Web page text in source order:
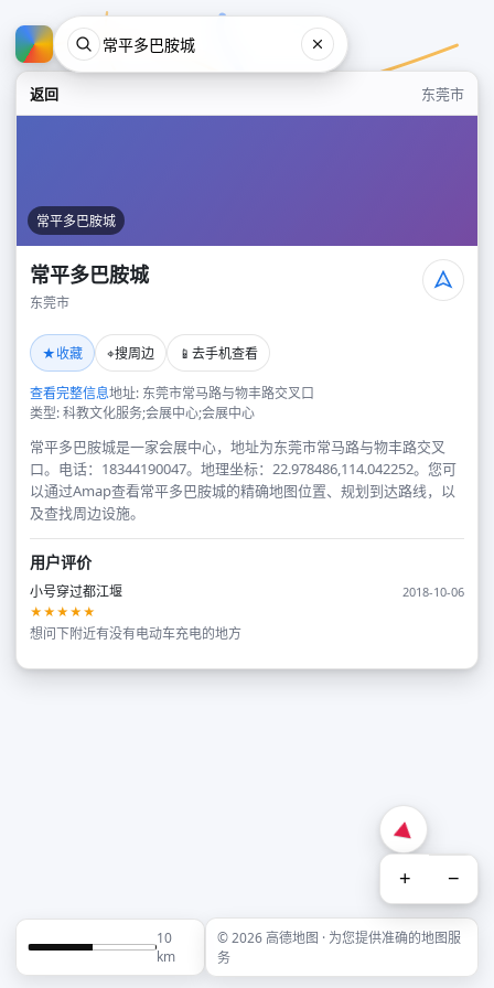
返回 东莞市
常平多巴胺城
常平多巴胺城
东莞市
★收藏 ⌖搜周边 📱 去手机查看
查看完整信息地址: 东莞市常马路与物丰路交叉口
类型: 科教文化服务;会展中心;会展中心
常平多巴胺城是一家会展中心，地址为东莞市常马路与物丰路交叉
口。电话：18344190047。地理坐标：22.978486,114.042252。您可
以通过Amap查看常平多巴胺城的精确地图位置、规划到达路线，以
及查找周边设施。
用户评价
小号穿过都江堰
2018-10-06
★★★★★
想问下附近有没有电动车充电的地方
+ −
10
km
© 2026 高德地图 · 为您提供准确的地图服
务